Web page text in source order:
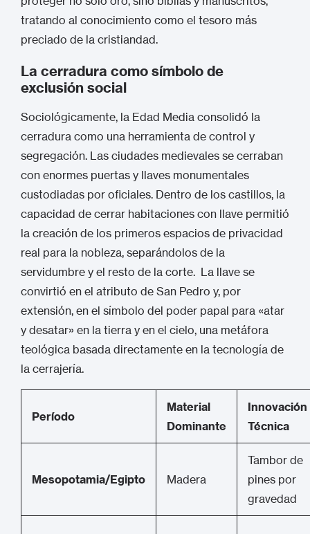
tratando al conocimiento como el tesoro más
preciado de la cristiandad.
La cerradura como símbolo de
exclusión social
Sociológicamente, la Edad Media consolidó la
cerradura como una herramienta de control y
segregación. Las ciudades medievales se cerraban
con enormes puertas y llaves monumentales
custodiadas por oficiales. Dentro de los castillos, la
capacidad de cerrar habitaciones con llave permitió
la creación de los primeros espacios de privacidad
real para la nobleza, separándolos de la
servidumbre y el resto de la corte. La llave se
convirtió en el atributo de San Pedro y, por
extensión, en el símbolo del poder papal para «atar
y desatar» en la tierra y en el cielo, una metáfora
teológica basada directamente en la tecnología de
la cerrajería.
Período
Material
Dominante
Innovación
Técnica
Mesopotamia/Egipto Madera
Tambor de
pines por
gravedad